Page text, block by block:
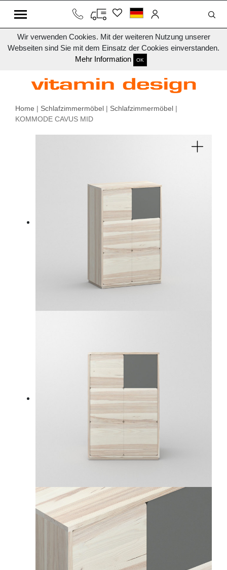
Wir verwenden Cookies. Mit der weiteren Nutzung unserer
Webseiten sind Sie mit dem Einsatz der Cookies einverstanden.
Mehr Information
OK
Home | Schlafzimmermöbel | Schlafzimmermöbel |
KOMMODE CAVUS MID